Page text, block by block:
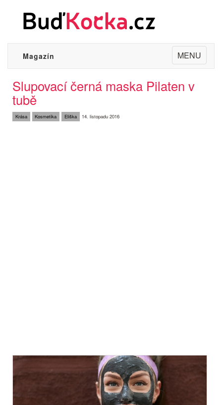
Toggle
navigation
MENU
Magazín
Slupovací černá maska Pilaten v
tubě
Krása Kosmetika Eliška 14. listopadu 2016